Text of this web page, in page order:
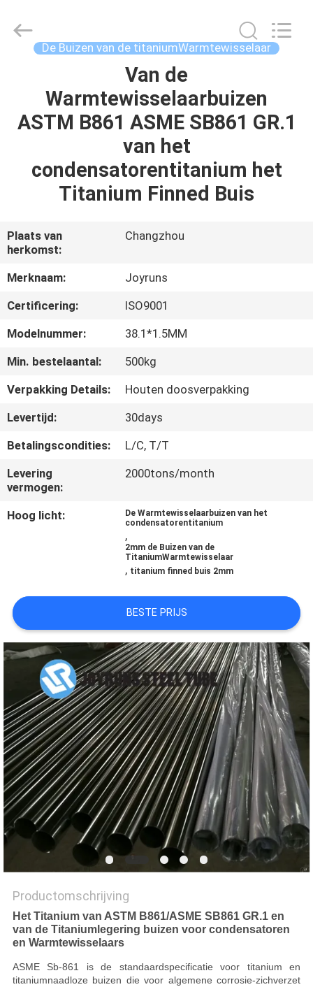
PRODUCTEN
ONGEVEER
FABRIEKSREIS
KWALITEITSCONTROLE
CONTACTEER
ONS
VERZOEK
OM
CITAAT
SITEMAP
PRIVACYBELEID
Joyruns
Steel
De Buizen van de titaniumWarmtewisselaar
Van de
Warmtewisselaarbuizen
ASTM B861 ASME SB861 GR.1
van het
condensatorentitanium het
Titanium Finned Buis
Plaats van
herkomst:
Changzhou
Merknaam:
Joyruns
Certificering:
ISO9001
Modelnummer:
38.1*1.5MM
Min. bestelaantal:
500kg
Verpakking Details:
Houten doosverpakking
Levertijd:
30days
Betalingscondities:
L/C, T/T
Levering
vermogen:
2000tons/month
Hoog licht:
De Warmtewisselaarbuizen van het
condensatorentitanium
,
2mm de Buizen van de
TitaniumWarmtewisselaar
, titanium finned buis 2mm
BESTE PRIJS
Productomschrijving
Het Titanium van ASTM B861/ASME SB861 GR.1 en
van de Titaniumlegering buizen voor condensatoren
en Warmtewisselaars
ASME Sb-861 is de standaardspecificatie voor titanium en
titaniumnaadloze buizen die voor algemene corrosie-zichverzet